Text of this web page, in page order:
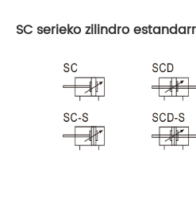
SC serieko zilindro